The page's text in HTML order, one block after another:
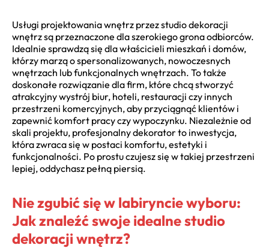
Usługi projektowania wnętrz przez studio dekoracji
wnętrz są przeznaczone dla szerokiego grona odbiorców.
Idealnie sprawdzą się dla właścicieli mieszkań i domów,
którzy marzą o spersonalizowanych, nowoczesnych
wnętrzach lub funkcjonalnych wnętrzach. To także
doskonałe rozwiązanie dla firm, które chcą stworzyć
atrakcyjny wystrój biur, hoteli, restauracji czy innych
przestrzeni komercyjnych, aby przyciągnąć klientów i
zapewnić komfort pracy czy wypoczynku. Niezależnie od
skali projektu, profesjonalny dekorator to inwestycja,
która zwraca się w postaci komfortu, estetyki i
funkcjonalności. Po prostu czujesz się w takiej przestrzeni
lepiej, oddychasz pełną piersią.
Nie zgubić się w labiryncie wyboru:
Jak znaleźć swoje idealne studio
dekoracji wnętrz?